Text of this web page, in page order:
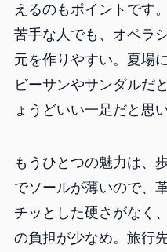
えるのもポイントです
苦手な人でも、オペラ
元を作りやすい。夏場
ビーサンやサンダルだ
ょうどいい一足だと思
もうひとつの魅力は、
でソールが薄いので、
チッとした硬さがなく
の負担が少なめ。旅行